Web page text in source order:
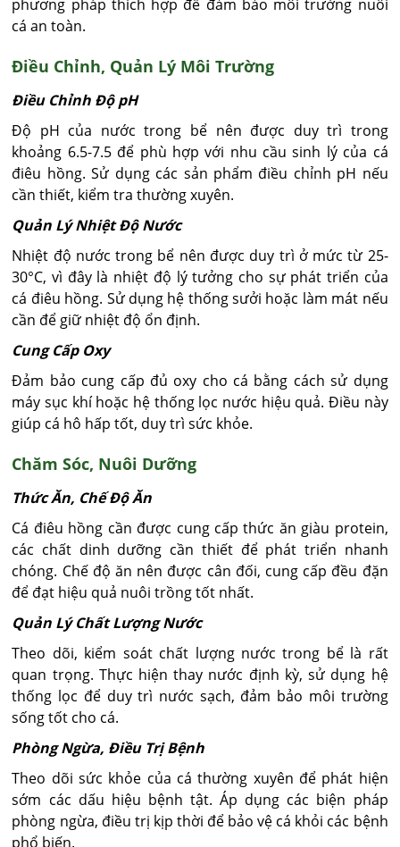
phương pháp thích hợp để đảm bảo môi trường nuôi
cá an toàn.
Điều Chỉnh, Quản Lý Môi Trường
Điều Chỉnh Độ pH
Độ pH của nước trong bể nên được duy trì trong
khoảng 6.5-7.5 để phù hợp với nhu cầu sinh lý của cá
điêu hồng. Sử dụng các sản phẩm điều chỉnh pH nếu
cần thiết, kiểm tra thường xuyên.
Quản Lý Nhiệt Độ Nước
Nhiệt độ nước trong bể nên được duy trì ở mức từ 25-
30°C, vì đây là nhiệt độ lý tưởng cho sự phát triển của
cá điêu hồng. Sử dụng hệ thống sưởi hoặc làm mát nếu
cần để giữ nhiệt độ ổn định.
Cung Cấp Oxy
Đảm bảo cung cấp đủ oxy cho cá bằng cách sử dụng
máy sục khí hoặc hệ thống lọc nước hiệu quả. Điều này
giúp cá hô hấp tốt, duy trì sức khỏe.
Chăm Sóc, Nuôi Dưỡng
Thức Ăn, Chế Độ Ăn
Cá điêu hồng cần được cung cấp thức ăn giàu protein,
các chất dinh dưỡng cần thiết để phát triển nhanh
chóng. Chế độ ăn nên được cân đối, cung cấp đều đặn
để đạt hiệu quả nuôi trồng tốt nhất.
Quản Lý Chất Lượng Nước
Theo dõi, kiểm soát chất lượng nước trong bể là rất
quan trọng. Thực hiện thay nước định kỳ, sử dụng hệ
thống lọc để duy trì nước sạch, đảm bảo môi trường
sống tốt cho cá.
Phòng Ngừa, Điều Trị Bệnh
Theo dõi sức khỏe của cá thường xuyên để phát hiện
sớm các dấu hiệu bệnh tật. Áp dụng các biện pháp
phòng ngừa, điều trị kịp thời để bảo vệ cá khỏi các bệnh
phổ biến.